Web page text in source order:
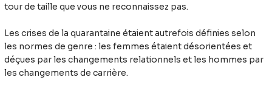
tour de taille que vous ne reconnaissez pas.
Les crises de la quarantaine étaient autrefois définies selon
les normes de genre : les femmes étaient désorientées et
déçues par les changements relationnels et les hommes par
les changements de carrière.